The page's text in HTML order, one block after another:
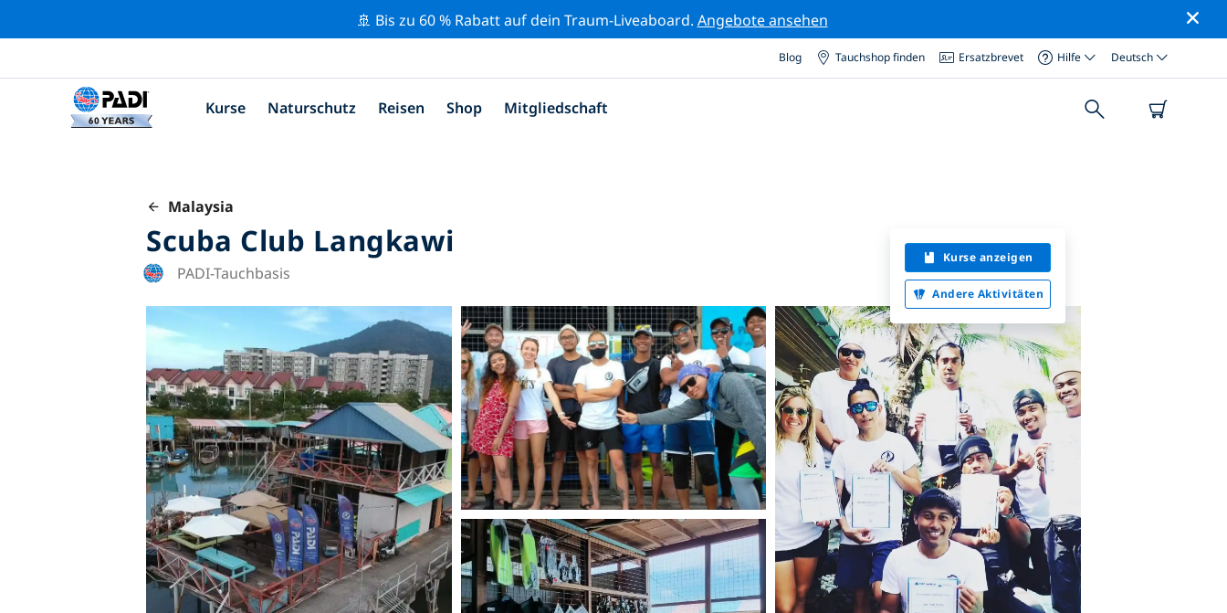
🚢 Bis zu 60 % Rabatt auf dein Traum-Liveaboard. Angebote ansehen
Blog Tauchshop finden Ersatzbrevet Hilfe Deutsch
Kurse Naturschutz Reisen Shop Mitgliedschaft
Malaysia
Scuba Club Langkawi
PADI-Tauchbasis
Kurse anzeigen
Andere Aktivitäten